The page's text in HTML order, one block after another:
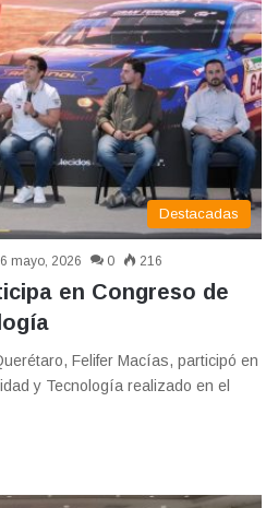
Destacadas
mayo, 2026 0 216
en Congreso de
Felifer Macías, participó en
y Tecnología realizado en el